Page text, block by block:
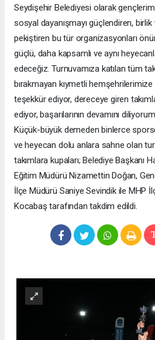
Seydişehir Belediyesi olarak
sosyal dayanışmayı güçlendiren,
pekiştiren bu tür organizasyonları
güçlü, daha kapsamlı ve aynı
edeceğiz. Turnuvamıza katılan tüm
bırakmayan kıymetli
teşekkür ediyor, dereceye giren
ediyor, başarılarının devamını
Küçük-büyük demeden binlerce
ve heyecan dolu anlara sahne olan
takımlara kupaları; Belediye Başkanı
Eğitim Müdürü Nizamettin Doğan,
İlçe Müdürü Saniye Sevindik ile MHP
Kocabaş tarafından takdim edildi.